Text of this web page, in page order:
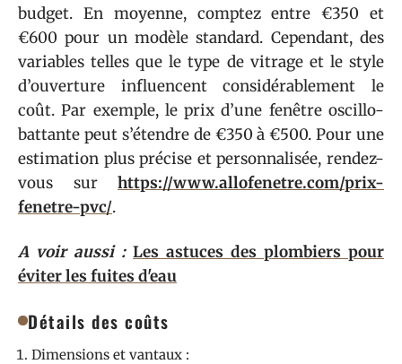
budget. En moyenne, comptez entre €350 et
€600 pour un modèle standard. Cependant, des
variables telles que le type de vitrage et le style
d’ouverture influencent considérablement le
coût. Par exemple, le prix d’une fenêtre oscillo-
battante peut s’étendre de €350 à €500. Pour une
estimation plus précise et personnalisée, rendez-
vous sur https://www.allofenetre.com/prix-
fenetre-pvc/.
A voir aussi : Les astuces des plombiers pour
éviter les fuites d'eau
Détails des coûts
Dimensions et vantaux :